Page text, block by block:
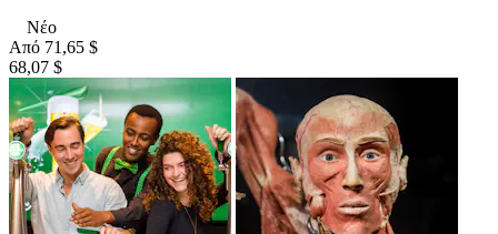
Νέο
Από 71,65 $
68,07 $